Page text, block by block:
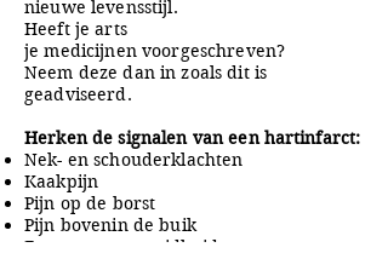
nieuwe levensstijl.
Heeft je arts
je medicijnen voorgeschreven?
Neem deze dan in zoals dit is
geadviseerd.
Herken de signalen van eenhartinfarct:
Nek- en schouderklachten
Kaakpijn
Pijn op de borst
Pijn bovenin de buik
Extreme vermoeidheid